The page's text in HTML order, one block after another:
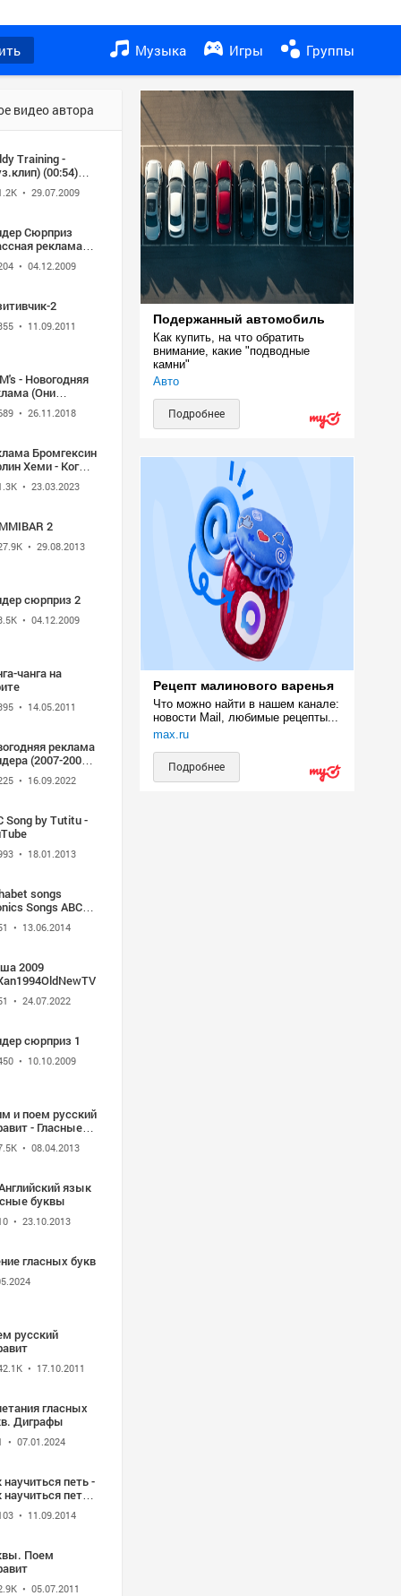
Музыка Игры Группы
видео автора
Training -
(00:54)
• 29.07.2009
Сюрприз
реклама
позитивная
• 04.12.2009
2
• 11.09.2011
- Новогодняя
(Они
• 26.11.2018
Бромгексин
Хеми - Когда
прими
• 23.03.2023
2
• 29.08.2013
сюрприз 2
• 04.12.2009
чанга на
• 14.05.2011
реклама
(2007-2008)
• 16.09.2022
Song by Tutitu -
• 18.01.2013
songs
Songs ABC
for children 3D
Nursery
• 13.06.2014
2009
• 24.07.2022
сюрприз 1
• 10.10.2009
и поем русский
- Гласные
• 08.04.2013
язык
буквы
• 23.10.2013
гласных букв
русский
• 17.10.2011
гласных
Диграфы
• 07.01.2024
научиться петь -
научиться петь
гласные и
буквы
• 11.09.2014
Поем
• 05.07.2011
Подержанный автомобиль
Как купить, на что обратить
внимание, какие "подводные
камни"
Авто
Подробнее
Рецепт малинового варенья
Что можно найти в нашем канале:
новости Mail, любимые рецепты...
max.ru
Подробнее